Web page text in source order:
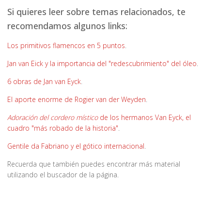
Si quieres leer sobre temas relacionados, te
recomendamos algunos links:
Los primitivos flamencos en 5 puntos.
Jan van Eick y la importancia del "redescubrimiento" del óleo.
6 obras de Jan van Eyck.
El aporte enorme de Rogier van der Weyden.
Adoración del cordero místicode los hermanos Van Eyck, el
cuadro "más robado de la historia".
Gentile da Fabriano y el gótico internacional.
Recuerda que también puedes encontrar más material
utilizando el buscador de la página.